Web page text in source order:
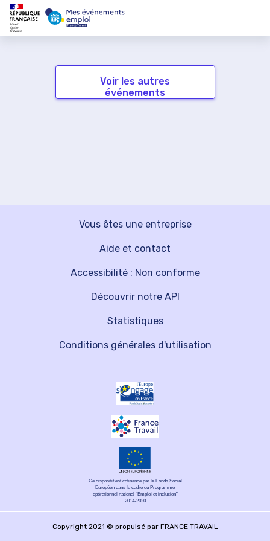
Voir les autres
événements
Vous êtes une entreprise
Découvrir notre API
Aide et contact
Statistiques
Accessibilité : Non conforme
Conditions générales d'utilisation
Ce dispositif est cofinancé par le Fonds Social
Européen dans le cadre du Programme
opérationnel national "Emploi et inclusion"
2014-2020
Copyright 2021 © propulsé par FRANCE TRAVAIL